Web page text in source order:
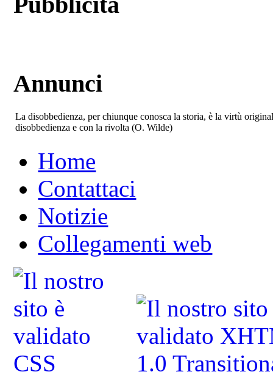
Annunci
La disobbedienza, per chiunque conosca la storia, è la virtù
disobbedienza e con la rivolta (O. Wilde)
Home
Contattaci
Notizie
Collegamenti web